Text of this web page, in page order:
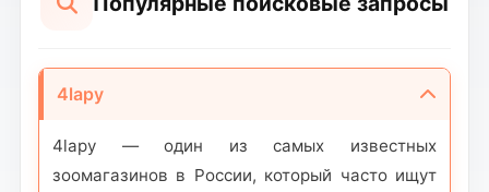
для себя наши элегантные и
и развивающие игрушки, которые
стимулируют интеллект вашего питомца.
Наши средства по уходу и гигиене
4lapy
4lapy — один из самых известных
зоомагазинов в России, который часто ищут